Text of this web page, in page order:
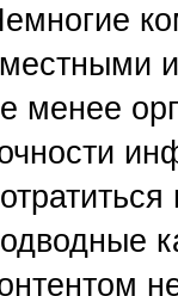
менее